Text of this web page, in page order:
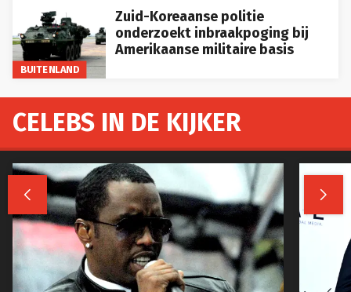
BUITENLAND
Zuid-Koreaanse politie
onderzoekt inbraakpoging bij
Amerikaanse militaire basis
CELEBS IN DE KIJKER
 